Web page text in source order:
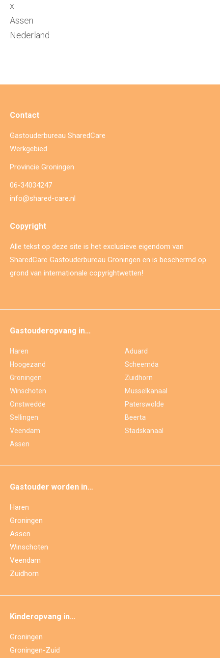
x
Assen
Nederland
Contact
Gastouderbureau SharedCare
Werkgebied
Provincie Groningen
06-34034247
info@shared-care.nl
Copyright
Alle tekst op deze site is het exclusieve eigendom van
SharedCare Gastouderbureau Groningen en is beschermd op
grond van internationale copyrightwetten!
Gastouderopvang in…
Haren
Hoogezand
Groningen
Winschoten
Onstwedde
Sellingen
Veendam
Assen
Aduard
Scheemda
Zuidhorn
Musselkanaal
Paterswolde
Beerta
Stadskanaal
Gastouder worden in…
Haren
Groningen
Assen
Winschoten
Veendam
Zuidhorn
Kinderopvang in…
Groningen
Groningen-Zuid